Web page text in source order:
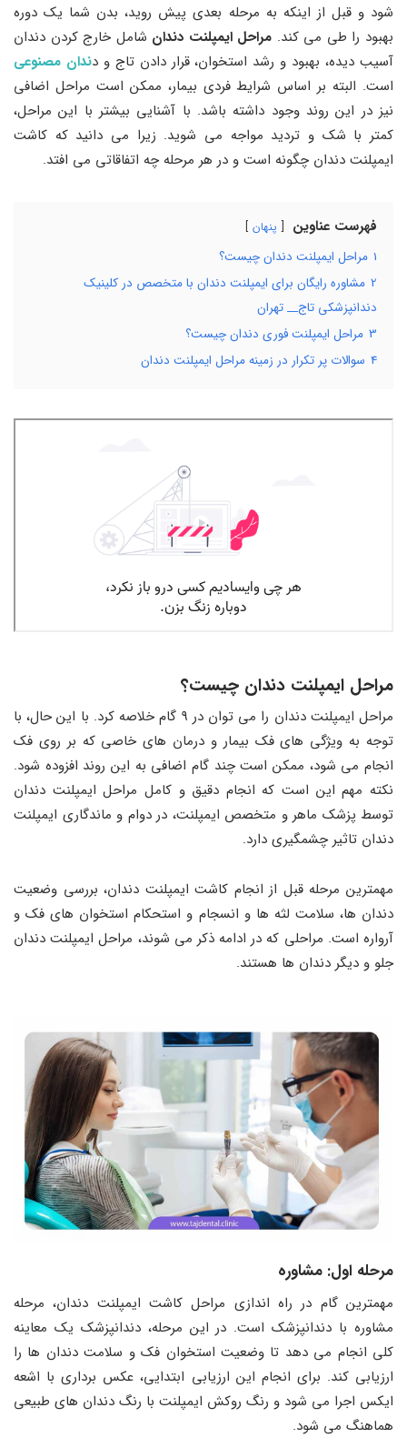
‌شود و قبل از اینکه به مرحله بعدی پیش روید، بدن شما یک دوره
بهبود را طی می‌ کند. مراحل ایمپلنت دندان شامل خارج کردن دندان
آسیب‌ دیده، بهبود و رشد استخوان، قرار دادن تاج و دندان مصنوعی
است. البته بر اساس شرایط فردی بیمار، ممکن است مراحل اضافی
نیز در این روند وجود داشته باشد. با آشنایی بیشتر با این مراحل،
کمتر با شک و تردید مواجه می‌ شوید. زیرا می‌ دانید که کاشت
ایمپلنت دندان چگونه است و در هر مرحله چه اتفاقاتی می‌ افتد.
فهرست عناوین پنهان
1 مراحل ایمپلنت دندان چیست؟
2 مشاوره رایگان برای ایمپلنت دندان با متخصص در کلینیک
دندانپزشکی تاج__ تهران
3 مراحل ایمپلنت فوری دندان چیست؟
4 سوالات پر تکرار در زمینه مراحل ایمپلنت دندان
مراحل ایمپلنت دندان چیست؟
مراحل ایمپلنت دندان را می ‌توان در 9 گام خلاصه کرد. با این حال، با
توجه به ویژگی ‌های فک بیمار و درمان‌ های خاصی که بر روی فک
انجام می‌ شود، ممکن است چند گام اضافی به این روند افزوده شود.
نکته مهم این است که انجام دقیق و کامل مراحل ایمپلنت دندان
توسط پزشک ماهر و متخصص ایمپلنت، در دوام و ماندگاری ایمپلنت
دندان تاثیر چشمگیری دارد.
مهمترین مرحله قبل از انجام کاشت ایمپلنت دندان، بررسی وضعیت
دندان‌ ها، سلامت لثه ‌ها و انسجام و استحکام استخوان ‌های فک و
آرواره است. مراحلی که در ادامه ذکر می‌ شوند، مراحل ایمپلنت دندان
جلو و دیگر دندان‌ ها هستند.
مرحله اول: مشاوره
مهمترین گام در راه ‌اندازی مراحل کاشت ایمپلنت دندان، مرحله
مشاوره با دندانپزشک است. در این مرحله، دندانپزشک یک معاینه
کلی انجام می ‌دهد تا وضعیت استخوان فک و سلامت دندان ‌ها را
ارزیابی کند. برای انجام این ارزیابی ابتدایی، عکس ‌برداری با اشعه
ایکس اجرا می ‌شود و رنگ روکش ایمپلنت با رنگ دندان‌ های طبیعی
هماهنگ می‌ شود.